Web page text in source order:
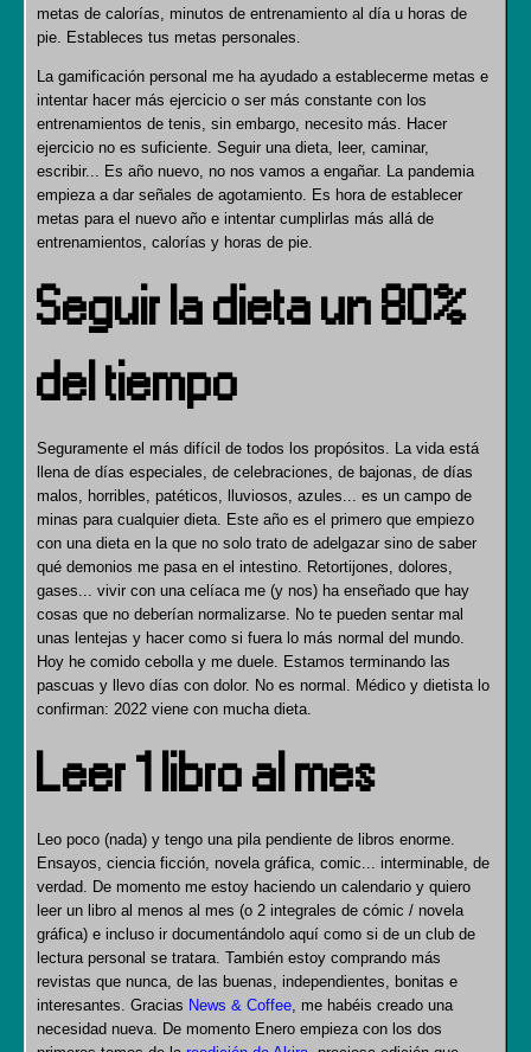
metas de calorías, minutos de entrenamiento al día u horas de
pie. Estableces tus metas personales.
La gamificación personal me ha ayudado a establecerme metas e
intentar hacer más ejercicio o ser más constante con los
entrenamientos de tenis, sin embargo, necesito más. Hacer
ejercicio no es suficiente. Seguir una dieta, leer, caminar,
escribir... Es año nuevo, no nos vamos a engañar. La pandemia
empieza a dar señales de agotamiento. Es hora de establecer
metas para el nuevo año e intentar cumplirlas más allá de
entrenamientos, calorías y horas de pie.
Seguir la dieta un 80%
del tiempo
Seguramente el más difícil de todos los propósitos. La vida está
llena de días especiales, de celebraciones, de bajonas, de días
malos, horribles, patéticos, lluviosos, azules... es un campo de
minas para cualquier dieta. Este año es el primero que empiezo
con una dieta en la que no solo trato de adelgazar sino de saber
qué demonios me pasa en el intestino. Retortijones, dolores,
gases... vivir con una celíaca me (y nos) ha enseñado que hay
cosas que no deberían normalizarse. No te pueden sentar mal
unas lentejas y hacer como si fuera lo más normal del mundo.
Hoy he comido cebolla y me duele. Estamos terminando las
pascuas y llevo días con dolor. No es normal. Médico y dietista lo
confirman: 2022 viene con mucha dieta.
Leer 1 libro al mes
Leo poco (nada) y tengo una pila pendiente de libros enorme.
Ensayos, ciencia ficción, novela gráfica, comic... interminable, de
verdad. De momento me estoy haciendo un calendario y quiero
leer un libro al menos al mes (o 2 integrales de cómic / novela
gráfica) e incluso ir documentándolo aquí como si de un club de
lectura personal se tratara. También estoy comprando más
revistas que nunca, de las buenas, independientes, bonitas e
interesantes. Gracias News & Coffee, me habéis creado una
necesidad nueva. De momento Enero empieza con los dos